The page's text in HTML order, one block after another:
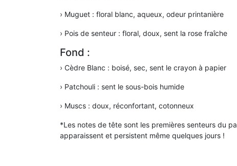
› Muguet : floral blanc, aqueux, odeur printanière
› Pois de senteur : floral, doux, sent la rose fraîche
Fond :
› Cèdre Blanc : boisé, sec, sent le crayon à papier
› Patchouli : sent le sous-bois humide
› Muscs : doux, réconfortant, cotonneux
*Les notes de tête sont les premières senteurs du
apparaissent et persistent même quelques jours !